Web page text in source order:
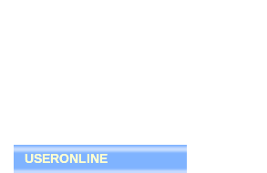
USERONLINE